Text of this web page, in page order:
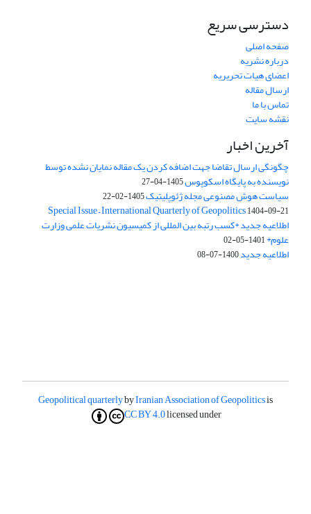
دسترسی سریع
صفحه اصلی
درباره نشریه
اعضای هیات تحریریه
ارسال مقاله
تماس با ما
نقشه سایت
آخرین اخبار
چگونگی ارسال تقاضا جهت اضافه کردن یک مقاله نمایان نشده توسط
نویسنده به پایگاه اسکوپوس1405-04-27
سیاست هوش مصنوعی مجله ژئوپلیتیک1405-02-22
Special Issue – International Quarterly of Geopolitics1404-09-21
اطلاعیه جدید *کسب رتبه بین المللی از کمیسیون نشریات علمی وزارت
علوم*1401-05-02
اطلاعیه جدید1400-07-08
Geopolitical quarterlybyIranian Association of Geopoliticsis
licensed under
CC BY 4.0